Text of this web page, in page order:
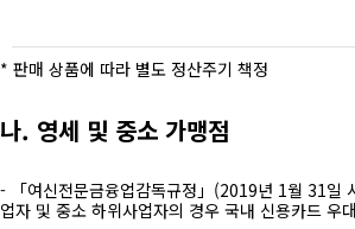
* 판매 상품에 따라 별도 정산주기 책정
나. 영세 및 중소 가맹점
- 「여신전문금융업감독규정」(2019년 1월 31일
업자 및 중소 하위사업자의 경우 국내 신용카드 우